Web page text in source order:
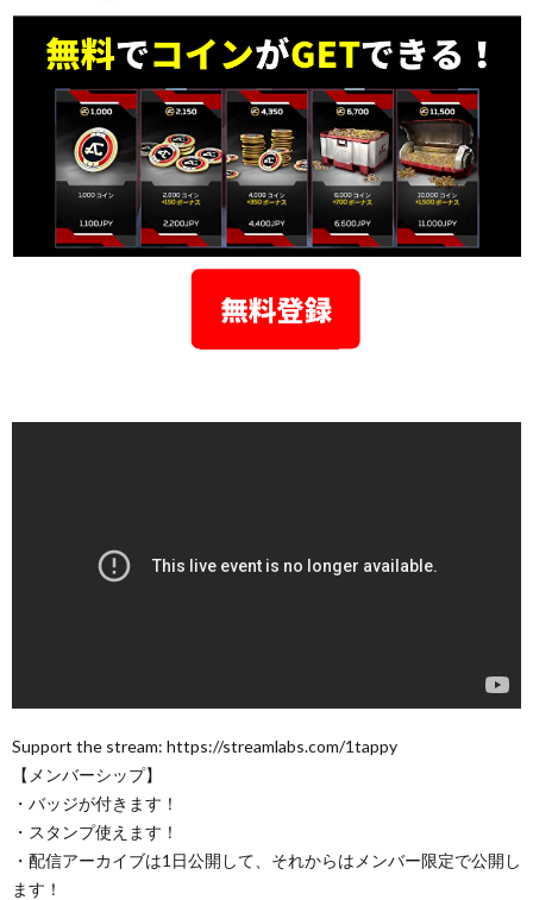
Support the stream: https://streamlabs.com/1tappy
【メンバーシップ】
・バッジが付きます！
・スタンプ使えます！
・配信アーカイブは1日公開して、それからはメンバー限定で公開し
ます！